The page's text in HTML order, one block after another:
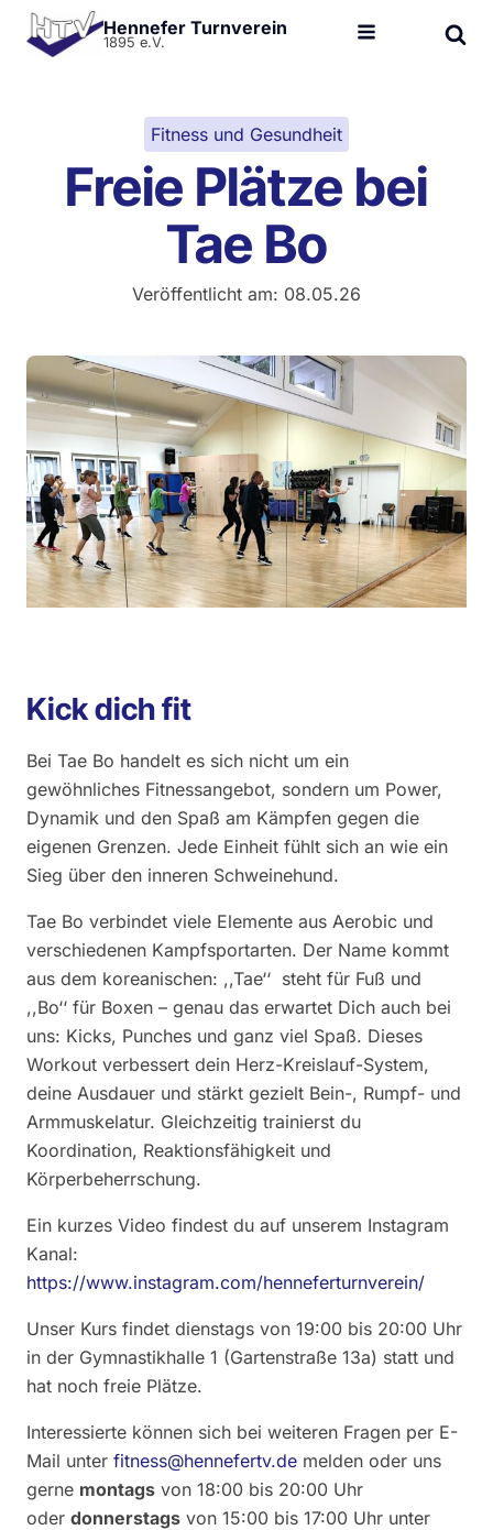
Hennefer Turnverein
1895 e.V.
Fitness und Gesundheit
Freie Plätze bei
Tae Bo
Veröffentlicht am: 08.05.26
Kick dich fit
Bei Tae Bo handelt es sich nicht um ein
gewöhnliches Fitnessangebot, sondern um Power,
Dynamik und den Spaß am Kämpfen gegen die
eigenen Grenzen. Jede Einheit fühlt sich an wie ein
Sieg über den inneren Schweinehund.
Tae Bo verbindet viele Elemente aus Aerobic und
verschiedenen Kampfsportarten. Der Name kommt
aus dem koreanischen: ,,Tae‘‘ steht für Fuß und
,,Bo‘‘ für Boxen – genau das erwartet Dich auch bei
uns: Kicks, Punches und ganz viel Spaß. Dieses
Workout verbessert dein Herz-Kreislauf-System,
deine Ausdauer und stärkt gezielt Bein-, Rumpf- und
Armmuskelatur. Gleichzeitig trainierst du
Koordination, Reaktionsfähigkeit und
Körperbeherrschung.
Ein kurzes Video findest du auf unserem Instagram
Kanal:
https://www.instagram.com/henneferturnverein/
Unser Kurs findet dienstags von 19:00 bis 20:00 Uhr
in der Gymnastikhalle 1 (Gartenstraße 13a) statt und
hat noch freie Plätze.
Interessierte können sich bei weiteren Fragen per E-
Mail unter fitness@hennefertv.de melden oder uns
gerne montags von 18:00 bis 20:00 Uhr
oder donnerstags von 15:00 bis 17:00 Uhr unter